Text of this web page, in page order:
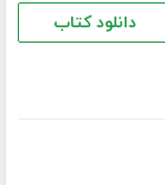
دانلود کتاب